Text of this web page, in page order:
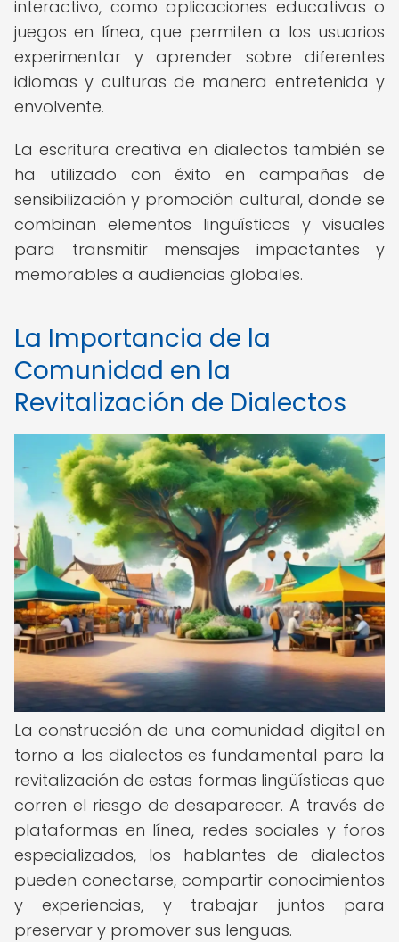
interactivo, como aplicaciones educativas o
juegos en línea, que permiten a los usuarios
experimentar y aprender sobre diferentes
idiomas y culturas de manera entretenida y
envolvente.
La escritura creativa en dialectos también se
ha utilizado con éxito en campañas de
sensibilización y promoción cultural, donde se
combinan elementos lingüísticos y visuales
para transmitir mensajes impactantes y
memorables a audiencias globales.
La Importancia de la
Comunidad en la
Revitalización de Dialectos
La construcción de una comunidad digital en
torno a los dialectos es fundamental para la
revitalización de estas formas lingüísticas que
corren el riesgo de desaparecer. A través de
plataformas en línea, redes sociales y foros
especializados, los hablantes de dialectos
pueden conectarse, compartir conocimientos
y experiencias, y trabajar juntos para
preservar y promover sus lenguas.